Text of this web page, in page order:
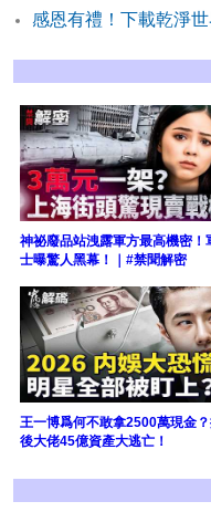
感恩有禮！下載乾淨
神祕廢品站洩露軍方最高機密！
士曝驚人黑幕！｜#禁聞解密
王一博爲何不敢拿2500萬現金
後大佬45億資產大逃亡！